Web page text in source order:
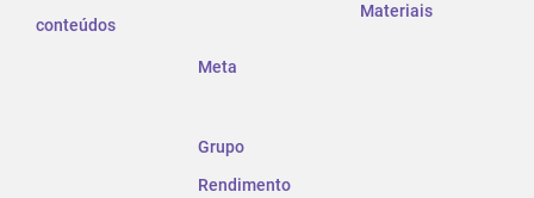
conteúdos
Meta
Grupo
Rendimento
Materiais